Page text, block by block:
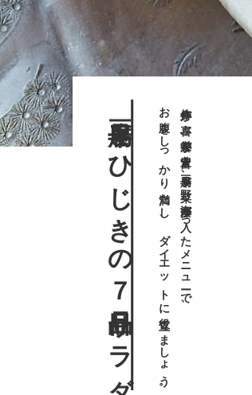
豆腐干とひじきの７品目サラダ 身体が喜ぶ栄養が豊富！ 豆腐干、野菜、海藻が入ったメニューで、
お腹をしっかり満たし、ダイエットに役立てましょう。